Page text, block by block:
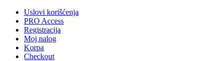
Uslovi korišćenja
PRO Access
Registracija
Moj nalog
Korpa
Checkout